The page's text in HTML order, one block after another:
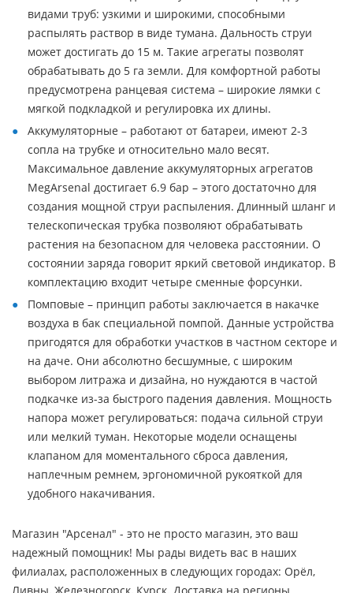
видами труб: узкими и широкими, способными
распылять раствор в виде тумана. Дальность струи
может достигать до 15 м. Такие агрегаты позволят
обрабатывать до 5 га земли. Для комфортной работы
предусмотрена ранцевая система – широкие лямки с
мягкой подкладкой и регулировка их длины.
Аккумуляторные – работают от батареи, имеют 2-3
сопла на трубке и относительно мало весят.
Максимальное давление аккумуляторных агрегатов
MegArsenal достигает 6.9 бар – этого достаточно для
создания мощной струи распыления. Длинный шланг и
телескопическая трубка позволяют обрабатывать
растения на безопасном для человека расстоянии. О
состоянии заряда говорит яркий световой индикатор. В
комплектацию входит четыре сменные форсунки.
Помповые – принцип работы заключается в накачке
воздуха в бак специальной помпой. Данные устройства
пригодятся для обработки участков в частном секторе и
на даче. Они абсолютно бесшумные, с широким
выбором литража и дизайна, но нуждаются в частой
подкачке из-за быстрого падения давления. Мощность
напора может регулироваться: подача сильной струи
или мелкий туман. Некоторые модели оснащены
клапаном для моментального сброса давления,
наплечным ремнем, эргономичной рукояткой для
удобного накачивания.
Магазин "Арсенал" - это не просто магазин, это ваш
надежный помощник! Мы рады видеть вас в наших
филиалах, расположенных в следующих городах: Орёл,